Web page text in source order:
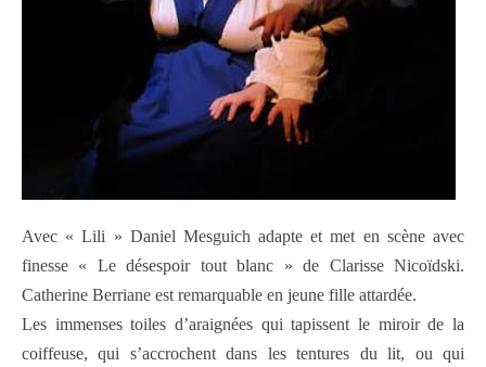
Avec « Lili » Daniel Mesguich adapte et met en scène avec
finesse « Le désespoir tout blanc » de Clarisse Nicoïdski.
Catherine Berriane est remarquable en jeune fille attardée.
Les immenses toiles d’araignées qui tapissent le miroir de la
coiffeuse, qui s’accrochent dans les tentures du lit, ou qui